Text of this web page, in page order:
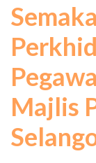
Majlis